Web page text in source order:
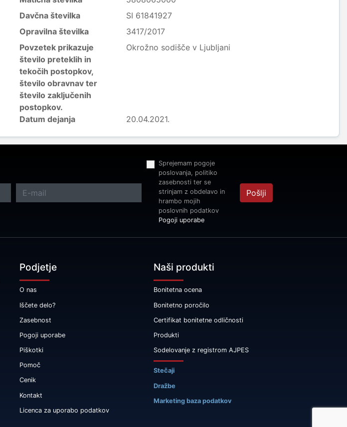
Davčna številka
SI 61841927
Opravilna številka
3417/2017
Povzetek prikazuje
število preteklih in
tekočih postopkov,
število obravnav ter
število zaključenih
postopkov.
Okrožno sodišče v Ljubljani
Datum dejanja 20.04.2021.
Sprejemam pogoje
poslovanja, politiko
zasebnosti ter se
strinjam z obdelavo in
hrambo mojih
poslovnih podatkov
Pogoji uporabe
Pošlji
Podjetje
O nas
Iščete delo?
Zasebnost
Pogoji uporabe
Piškotki
Pomoč
Cenik
Kontakt
Licenca za uporabo podatkov
Naši produkti
Bonitetna ocena
Bonitetno poročilo
Certifikat bonitetne odličnosti
Produkti
Sodelovanje z registrom AJPES
Stečaji
Dražbe
Marketing baza podatkov